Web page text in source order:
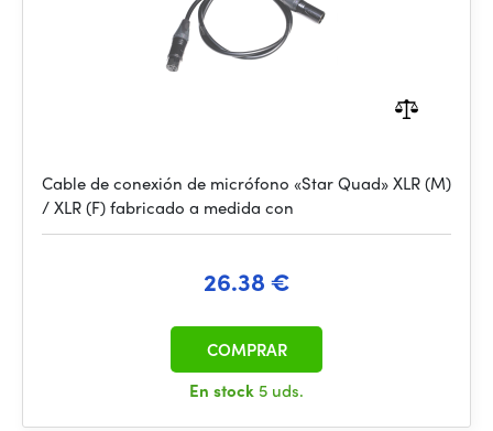
Cable de conexión de micrófono «Star Quad» XLR (M)
/ XLR (F) fabricado a medida con
26.38 €
En stock 5 uds.
COMPRAR